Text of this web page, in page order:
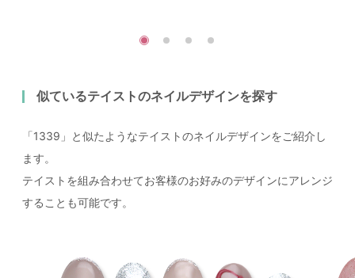
似ているテイストのネイルデザインを探す
「1339」と似たようなテイストのネイルデザインをご紹介し
ます。
テイストを組み合わせてお客様のお好みのデザインにアレンジ
することも可能です。